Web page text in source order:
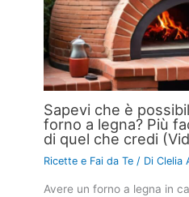
Sapevi che è
forno a legna? Più
di quel che credi
Ricette e Fai da Te / DiClelia
Avere un forno a legna in